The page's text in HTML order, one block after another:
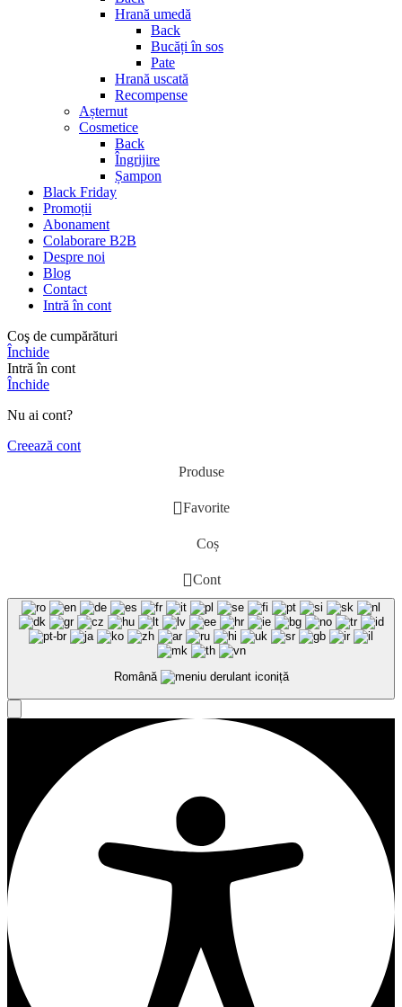
Hrană umedă
Back
Bucăți în sos
Pate
Hrană uscată
Recompense
Așternut
Cosmetice
Back
Îngrijire
Șampon
Black Friday
Promoții
Abonament
Colaborare B2B
Despre noi
Blog
Contact
Intră în cont
Coş de cumpărături
Închide
Intră în cont
Închide
Nu ai cont?
Creează cont
Produse
Favorite
Coș
Cont
Română